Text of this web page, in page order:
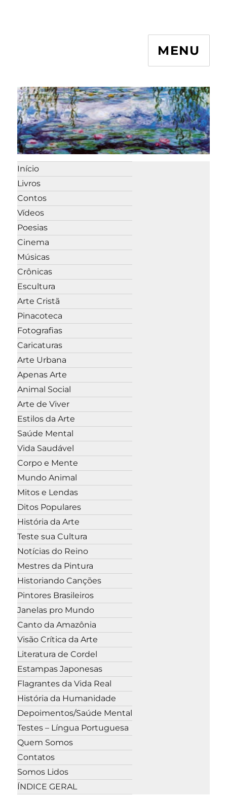
MENU
Início
Livros
Contos
Vídeos
Poesias
Cinema
Músicas
Crônicas
Escultura
Arte Cristã
Pinacoteca
Fotografias
Caricaturas
Arte Urbana
Apenas Arte
Animal Social
Arte de Viver
Estilos da Arte
Saúde Mental
Vida Saudável
Corpo e Mente
Mundo Animal
Mitos e Lendas
Ditos Populares
História da Arte
Teste sua Cultura
Notícias do Reino
Mestres da Pintura
Historiando Canções
Pintores Brasileiros
Janelas pro Mundo
Canto da Amazônia
Visão Crítica da Arte
Literatura de Cordel
Estampas Japonesas
Flagrantes da Vida Real
História da Humanidade
Depoimentos/Saúde Mental
Testes – Língua Portuguesa
Quem Somos
Contatos
Somos Lidos
ÍNDICE GERAL